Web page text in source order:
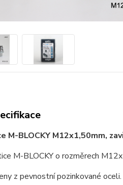
M-BLOCKY M12x1,50mm,
M-BLOCKY o rozměrech
z pevnostní pozinkované oceli.